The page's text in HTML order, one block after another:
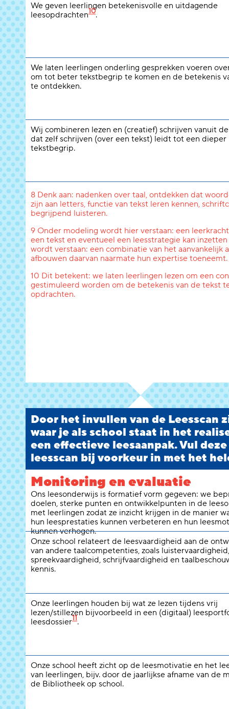
We geven leerlingen betekenisvolle en uitdagende
leesopdrachten10.
We laten leerlingen onderling gesprekken voeren
om tot beter tekstbegrip te komen en de betekenis
te ontdekken.
Wij combineren lezen en (creatief) schrijven vanuit
dat zelf schrijven (over een tekst) leidt tot een dieper
tekstbegrip.
8 Denk aan: nadenken over taal, ontdekken dat
zijn aan letters, functie van tekst leren kennen,
begrijpend luisteren.
9 Onder modeling wordt hier verstaan: een
een tekst en eventueel een leesstrategie kan
wordt verstaan: een combinatie van het
afbouwen daarvan naarmate hun expertise toeneemt.
10 Dit betekent: we laten leerlingen lezen om een
gestimuleerd worden om de betekenis van de tekst
opdrachten.
Door het invullen van de Leesscan
waar je als school staat in het
een effectieve leesaanpak. Vul deze
leesscan bij voorkeur in met het
Monitoring en evaluatie
Ons leesonderwijs is formatief vorm gegeven: we
doelen, sterke punten en ontwikkelpunten in de
met leerlingen zodat ze inzicht krijgen in de manier
hun leesprestaties kunnen verbeteren en hun
kunnen verhogen.
Onze school relateert de leesvaardigheid aan de
van andere taalcompetenties, zoals luistervaardigheid,
spreekvaardigheid, schrijfvaardigheid en
kennis.
Onze leerlingen houden bij wat ze lezen tijdens vrij
lezen/stillezen bijvoorbeeld in een (digitaal)
leesdossier11.
Onze school heeft zicht op de leesmotivatie en het
van leerlingen, bijv. door de jaarlijkse afname van de
de Bibliotheek op school.